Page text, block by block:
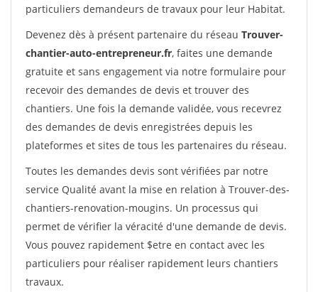
particuliers demandeurs de travaux pour leur Habitat.
Devenez dès à présent partenaire du réseau Trouver-
chantier-auto-entrepreneur.fr, faites une demande
gratuite et sans engagement via notre formulaire pour
recevoir des demandes de devis et trouver des
chantiers. Une fois la demande validée, vous recevrez
des demandes de devis enregistrées depuis les
plateformes et sites de tous les partenaires du réseau.
Toutes les demandes devis sont vérifiées par notre
service Qualité avant la mise en relation à Trouver-des-
chantiers-renovation-mougins. Un processus qui
permet de vérifier la véracité d'une demande de devis.
Vous pouvez rapidement $etre en contact avec les
particuliers pour réaliser rapidement leurs chantiers
travaux.